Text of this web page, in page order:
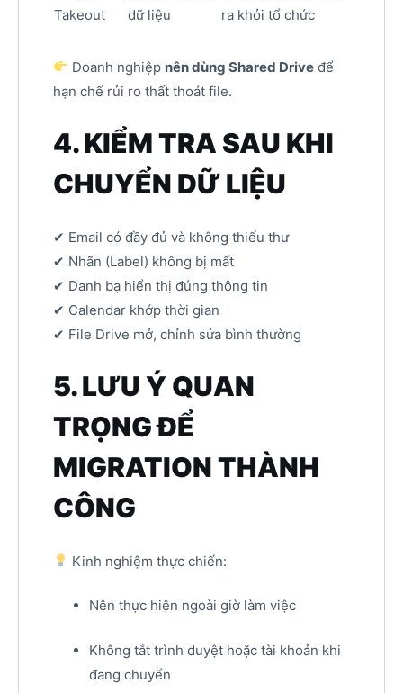
Takeout
dữ liệu
ra khỏi tổ chức
Doanh nghiệp nên dùng Shared Driveđể
hạn chế rủi ro thất thoát file.
4. KIỂM TRA SAU KHI
CHUYỂN DỮ LIỆU
✔ Email có đầy đủ và không thiếu thư
✔ Nhãn (Label) không bị mất
✔ Danh bạ hiển thị đúng thông tin
✔ Calendar khớp thời gian
✔ File Drive mở, chỉnh sửa bình thường
5. LƯU Ý QUAN
TRỌNG ĐỂ
MIGRATION THÀNH
CÔNG
Kinh nghiệm thực chiến:
Nên thực hiện ngoài giờ làm việc
Không tắt trình duyệt hoặc tài khoản khi
đang chuyển